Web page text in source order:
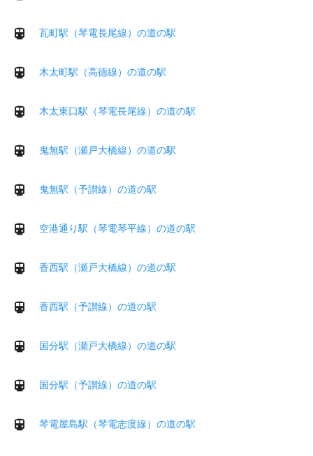
瓦町駅（琴電長尾線）の道の駅
木太町駅（高徳線）の道の駅
木太東口駅（琴電長尾線）の道の駅
鬼無駅（瀬戸大橋線）の道の駅
鬼無駅（予讃線）の道の駅
空港通り駅（琴電琴平線）の道の駅
香西駅（瀬戸大橋線）の道の駅
香西駅（予讃線）の道の駅
国分駅（瀬戸大橋線）の道の駅
国分駅（予讃線）の道の駅
琴電屋島駅（琴電志度線）の道の駅